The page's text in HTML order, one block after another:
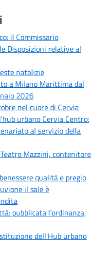
il Commissario
Disposizioni relative al
natalizie
a Milano Marittima dal
2026
nel cuore di Cervia
urbano Cervia Centro:
al servizio della
Mazzini, contenitore
qualità e pregio
il sale è
pubblicata l’ordinanza,
dell'Hub urbano